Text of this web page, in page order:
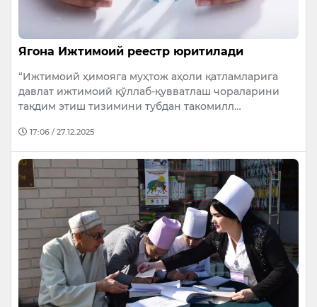
Ягона Ижтимоий реестр юритилади
“Ижтимоий ҳимояга муҳтож аҳоли қатламларига
давлат ижтимоий қўллаб-қувватлаш чораларини
тақдим этиш тизимини тубдан такомилл…
17:06 / 27.12.2025